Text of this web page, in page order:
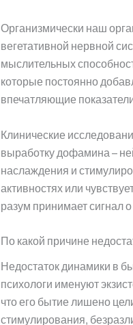
Организмически наш
вегетативной нервной
мыслительных
которые постоянно
впечатляющие
Клинические
выработку дофамина –
наслаждения и
активностях или
разум принимает сигнал
По какой причине
Недостаток динамики в
психологи именуют
что его бытие лишено
стимулирования,